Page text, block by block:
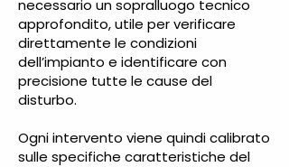
necessario un sopralluogo tecnico
approfondito, utile per verificare
direttamente le condizioni
dell’impianto e identificare con
precisione tutte le cause del
disturbo.
Ogni intervento viene quindi calibrato
sulle specifiche caratteristiche del